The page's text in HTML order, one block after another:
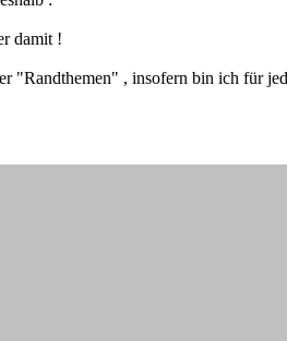
damit !
"Randthemen" , insofern bin ich für